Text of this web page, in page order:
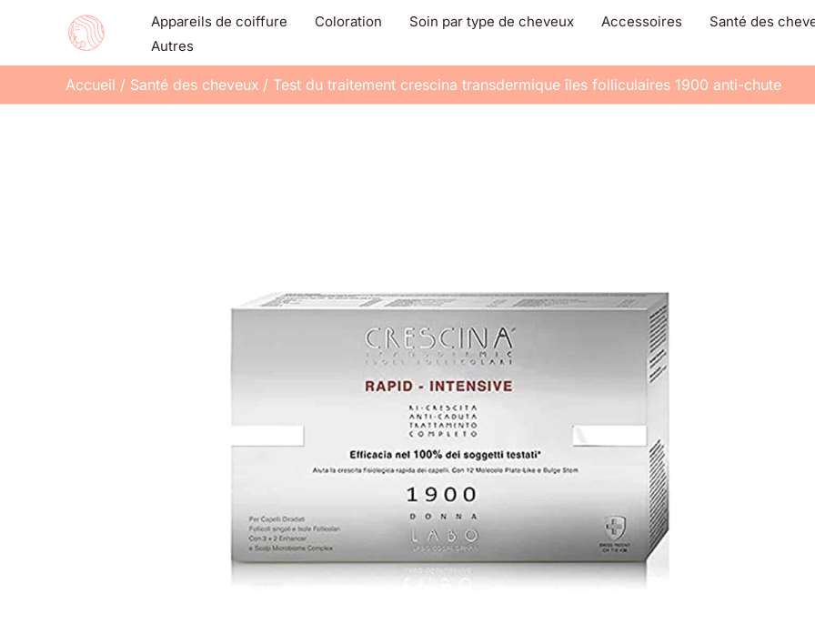
contenu
Appareils de coiffure Coloration Soin par type de cheveux Accessoires
Santé des
Autres
Accueil Santé des cheveux Test du traitement crescina transdermique îles folliculaires 1900 anti-chute